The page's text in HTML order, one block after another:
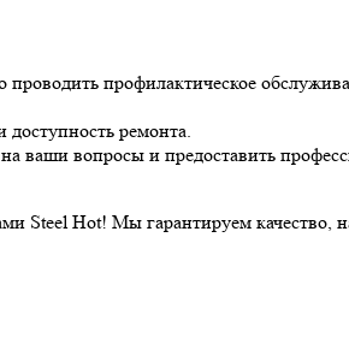
профилактическое
ремонта.
ваши вопросы и предоставить
Steel Hot! Мы гарантируем качество,